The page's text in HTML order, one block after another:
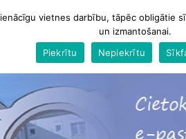
vietnes darbību, tāpēc obligātie
un izmantošanai.
Piekrītu
Nepiekrītu